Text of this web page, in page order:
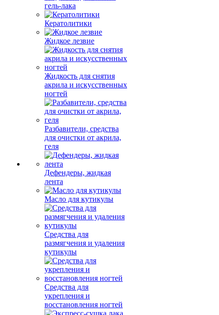
гель-лака
Кератолитики
Жидкое лезвие
Жидкость для снятия
акрила и искусственных
ногтей
Разбавители, средства
для очистки от акрила,
геля
Дефендеры, жидкая
лента
Масло для кутикулы
Средства для
размягчения и удаления
кутикулы
Средства для
укрепления и
восстановления ногтей